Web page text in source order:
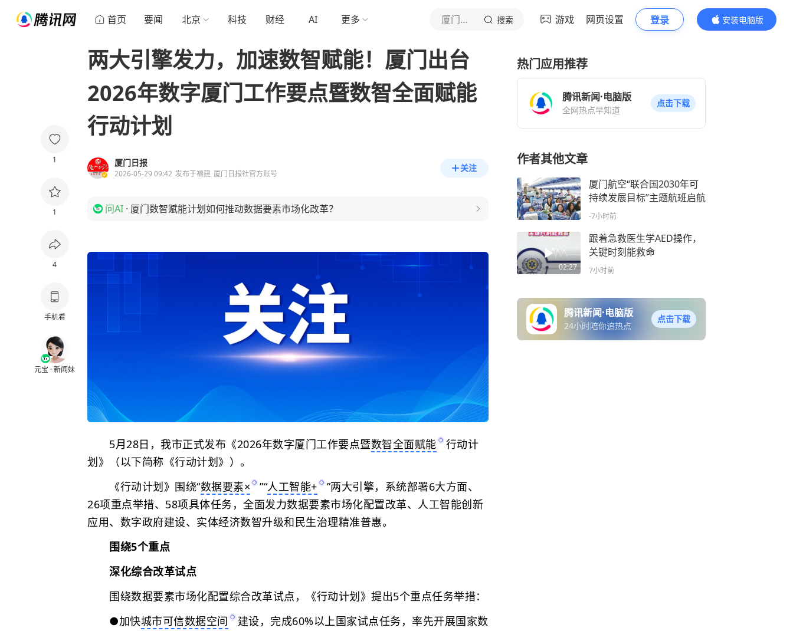
首页 要闻 北京 科技 财经 AI 更多 厦门日报 搜索 游戏 网页设置 登录
安装电脑版
内容更精彩
1
1
4
手机看
元宝 · 新闻妹
两大引擎发力，加速数智赋能！厦门出台
2026年数字厦门工作要点暨数智全面赋能
行动计划
厦门日报
2026-05-29 09:42 发布于福建 厦门日报社官方账号
关注
问AI · 厦门数智赋能计划如何推动数据要素市场化改革？
5月28日，我市正式发布《2026年数字厦门工作要点暨数智全面赋能
行动计
划》（以下简称《行动计划》）。
《行动计划》围绕“数据要素× ”“人工智能+
”两大引擎，系统部署6大方面、
26项重点举措、58项具体任务，全面发力数据要素市场化配置改革、人工智能创新
应用、数字政府建设、实体经济数智升级和民生治理精准普惠。
围绕5个重点
深化综合改革试点
围绕数据要素市场化配置综合改革试点，《行动计划》提出5个重点任务举措：
●加快城市可信数据空间
建设，完成60%以上国家试点任务，率先开展国家数
热门应用推荐
腾讯新闻·电脑版
全网热点早知道
点击下载
作者其他文章
厦门航空“联合国2030年可
持续发展目标”主题航班启航
-7小时前
02:27
跟着急救医生学AED操作，
关键时刻能救命
7小时前
腾讯新闻·电脑版
24小时陪你追热点
点击下载